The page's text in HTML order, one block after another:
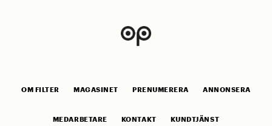
OM FILTER MAGASINET PRENUMERERA ANNONSERA
MEDARBETARE KONTAKT KUNDTJÄNST